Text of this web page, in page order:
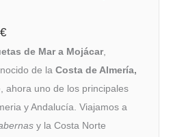
€
de Mar a Mojácar,
de la Costa de Almería,
ahora uno de los principales
y Andalucía. Viajamos a
y la Costa Norte